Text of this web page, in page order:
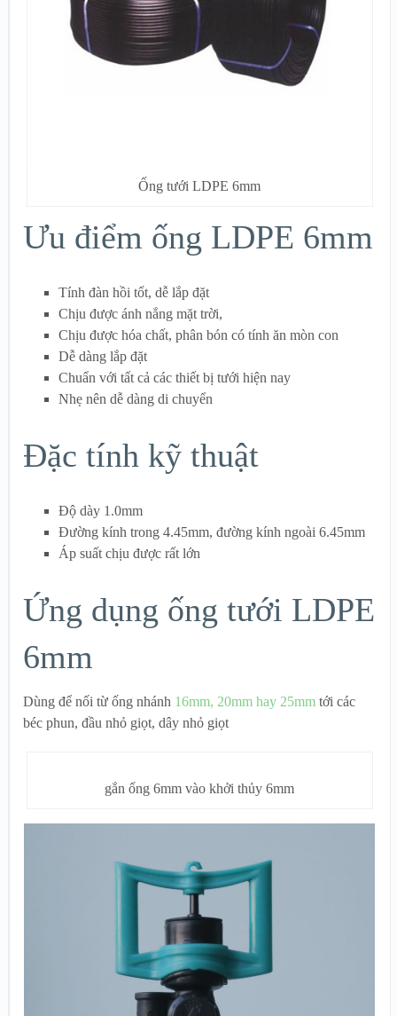
Ống tưới LDPE 6mm
Ưu điểm ống LDPE 6mm
Tính đàn hồi tốt, dễ lắp đặt
Chịu được ánh nắng mặt trời,
Chịu được hóa chất, phân bón có tính ăn mòn con
Dễ dàng lắp đặt
Chuẩn với tất cả các thiết bị tưới hiện nay
Nhẹ nên dễ dàng di chuyển
Đặc tính kỹ thuật
Độ dày 1.0mm
Đường kính trong 4.45mm, đường kính ngoài 6.45mm
Áp suất chịu được rất lớn
Ứng dụng ống tưới LDPE
6mm
Dùng để nối từ ống nhánh 16mm, 20mm hay 25mm tới các
béc phun, đầu nhỏ giọt, dây nhỏ giọt
gắn ống 6mm vào khởi thủy 6mm